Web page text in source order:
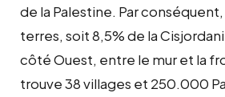
de la Palestine. Par
terres, soit 8,5% de la
côté Ouest, entre le mur et la
trouve 38 villages et 250.000